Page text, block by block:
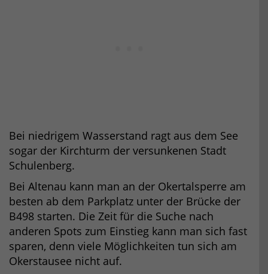
Bei niedrigem Wasserstand ragt aus dem See
sogar der Kirchturm der versunkenen Stadt
Schulenberg.
Bei Altenau kann man an der Okertalsperre am
besten ab dem Parkplatz unter der Brücke der
B498 starten. Die Zeit für die Suche nach
anderen Spots zum Einstieg kann man sich fast
sparen, denn viele Möglichkeiten tun sich am
Okerstausee nicht auf.